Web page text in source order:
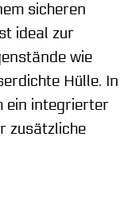
sicheren
ideal zur
wie
Hülle. In
ein integrierter
zusätzliche